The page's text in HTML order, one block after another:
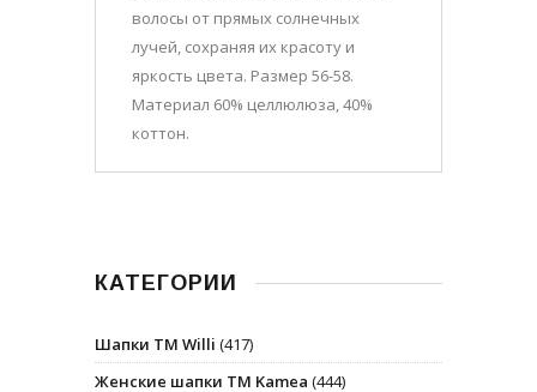
волосы от прямых солнечных
лучей, сохраняя их красоту и
яркость цвета. Размер 56-58.
Материал 60% целлюлюза, 40%
коттон.
КАТЕГОРИИ
Шапки ТМ Willi (417)
Женские шапки ТМ Kamea (444)